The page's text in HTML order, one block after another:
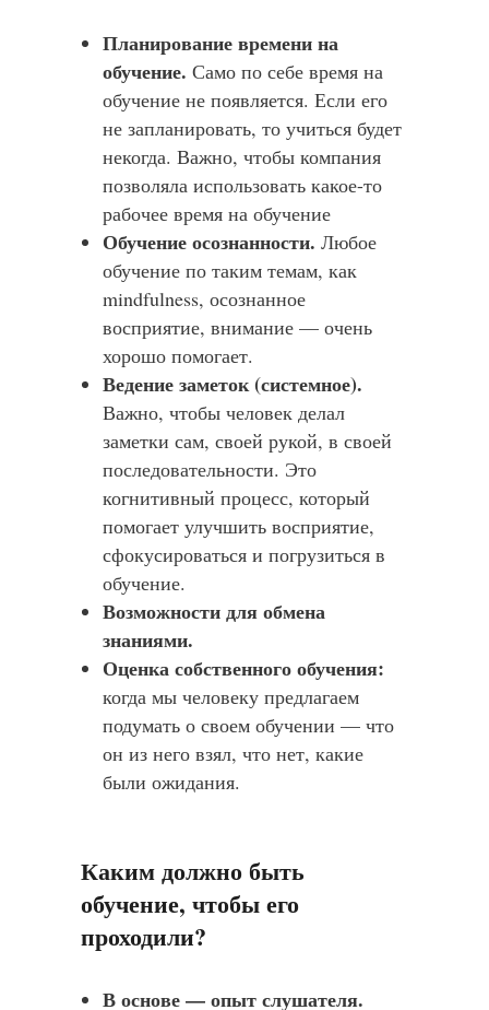
Планирование времени на
обучение. Само по себе время на
обучение не появляется. Если его
не запланировать, то учиться будет
некогда. Важно, чтобы компания
позволяла использовать какое-то
рабочее время на обучение
Обучение осознанности. Любое
обучение по таким темам, как
mindfulness, осознанное
восприятие, внимание — очень
хорошо помогает.
Ведение заметок (системное).
Важно, чтобы человек делал
заметки сам, своей рукой, в своей
последовательности. Это
когнитивный процесс, который
помогает улучшить восприятие,
сфокусироваться и погрузиться в
обучение.
Возможности для обмена
знаниями.
Оценка собственного обучения:
когда мы человеку предлагаем
подумать о своем обучении — что
он из него взял, что нет, какие
были ожидания.
Каким должно быть
обучение, чтобы его
проходили?
В основе — опыт слушателя.